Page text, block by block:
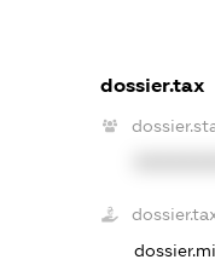
dossier.tax